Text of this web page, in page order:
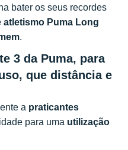
bater os seus recordes
atletismo Puma Long
.
3 da Puma, para
que distância e
a praticantes
para uma utilização